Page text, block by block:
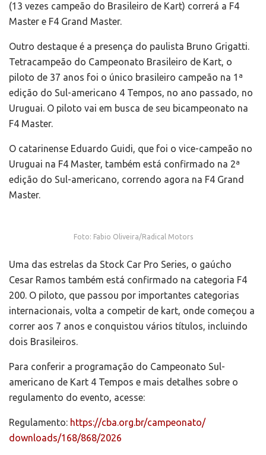
(13 vezes campeão do Brasileiro de Kart) correrá a F4
Master e F4 Grand Master.
Outro destaque é a presença do paulista Bruno Grigatti.
Tetracampeão do Campeonato Brasileiro de Kart, o
piloto de 37 anos foi o único brasileiro campeão na 1ª
edição do Sul-americano 4 Tempos, no ano passado, no
Uruguai. O piloto vai em busca de seu bicampeonato na
F4 Master.
O catarinense Eduardo Guidi, que foi o vice-campeão no
Uruguai na F4 Master, também está confirmado na 2ª
edição do Sul-americano, correndo agora na F4 Grand
Master.
Foto: Fabio Oliveira/Radical Motors
Uma das estrelas da Stock Car Pro Series, o gaúcho
Cesar Ramos também está confirmado na categoria F4
200. O piloto, que passou por importantes categorias
internacionais, volta a competir de kart, onde começou a
correr aos 7 anos e conquistou vários títulos, incluindo
dois Brasileiros.
Para conferir a programação do Campeonato Sul-
americano de Kart 4 Tempos e mais detalhes sobre o
regulamento do evento, acesse:
Regulamento: https://cba.org.br/campeonato/
downloads/168/868/2026